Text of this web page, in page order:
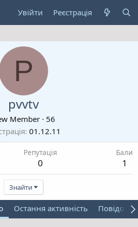
Увійти Реєстрація
P
pvvtv
Member · 56
01.12.11
Репутація
0
Бали
1
Знайти
Остання активність